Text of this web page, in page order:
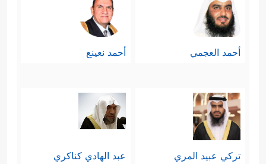
أحمد العجمي أحمد نعينع
تركي عبيد المري عبد الهادي كناكري